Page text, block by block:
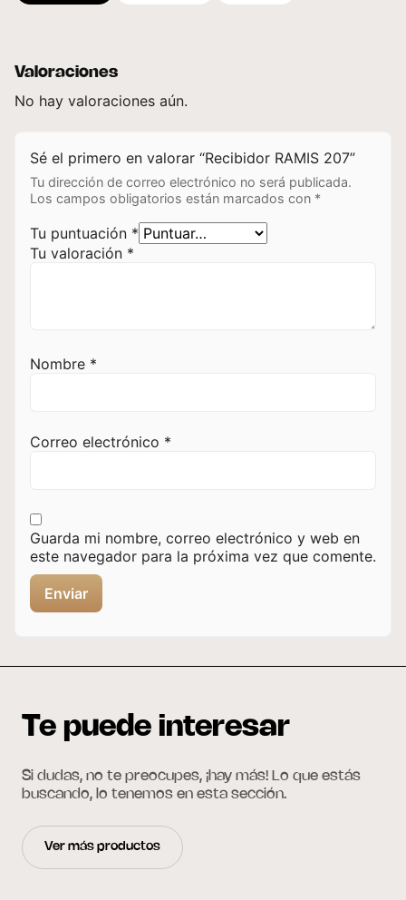
Valoraciones
No hay valoraciones aún.
Sé el primero en valorar “Recibidor RAMIS 207”
Tu dirección de correo electrónico no será publicada.
Los campos obligatorios están marcados con *
Tu puntuación *
Tu valoración *
Nombre *
Correo electrónico *
Guarda mi nombre, correo electrónico y web en
este navegador para la próxima vez que comente.
Te puede interesar
Si dudas, no te preocupes, ¡hay más! Lo que estás
buscando, lo tenemos en esta sección.
Ver más productos